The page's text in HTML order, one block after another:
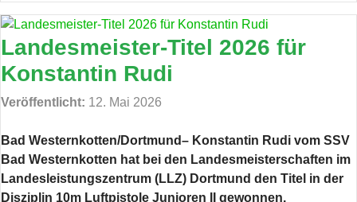
Landesmeister-Titel 2026 für
Konstantin Rudi
Veröffentlicht: 12. Mai 2026
Bad Westernkotten/Dortmund– Konstantin Rudi vom SSV
Bad Westernkotten hat bei den Landesmeisterschaften im
Landesleistungszentrum (LLZ) Dortmund den Titel in der
Disziplin 10m Luftpistole Junioren II gewonnen.